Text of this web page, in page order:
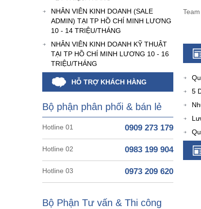
NHÂN VIÊN KINH DOANH (SALE
ADMIN) TẠI TP HỒ CHÍ MINH LƯƠNG
10 - 14 TRIỆU/THÁNG
NHÂN VIÊN KINH DOANH KỸ THUẬT
TẠI TP HỒ CHÍ MINH LƯƠNG 10 - 16
TRIỆU/THÁNG
HỖ TRỢ KHÁCH HÀNG
Bộ phận phân phối & bán lẻ
Hotline 01 0909 273 179
Hotline 02 0983 199 904
Hotline 03 0973 209 620
Bộ Phận Tư vấn & Thi công
5